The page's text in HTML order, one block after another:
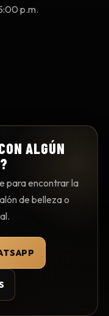
p.m.
ALGÚN
para encontrar la
de belleza o